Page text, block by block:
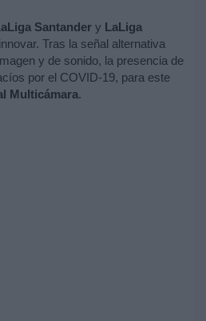
Santander y LaLiga
Tras la señal alternativa
y de sonido, la presencia de
por el COVID-19, para este
Multicámara.